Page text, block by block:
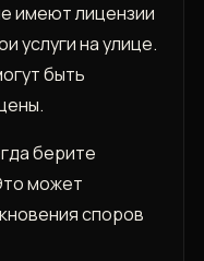
имеют лицензии
услуги на улице.
быть
берите
может
споров